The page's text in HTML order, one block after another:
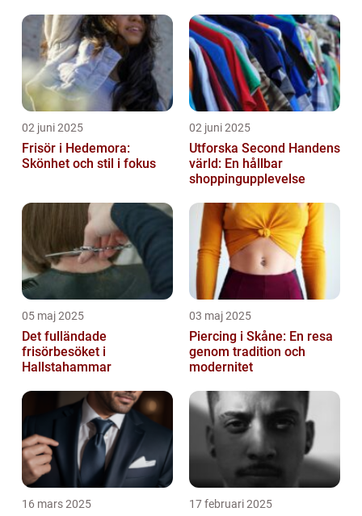
02 juni 2025
Frisör i Hedemora:
Skönhet och stil i fokus
02 juni 2025
Utforska Second Handens
värld: En hållbar
shoppingupplevelse
05 maj 2025
Det fulländade
frisörbesöket i
Hallstahammar
03 maj 2025
Piercing i Skåne: En resa
genom tradition och
modernitet
16 mars 2025 17 februari 2025